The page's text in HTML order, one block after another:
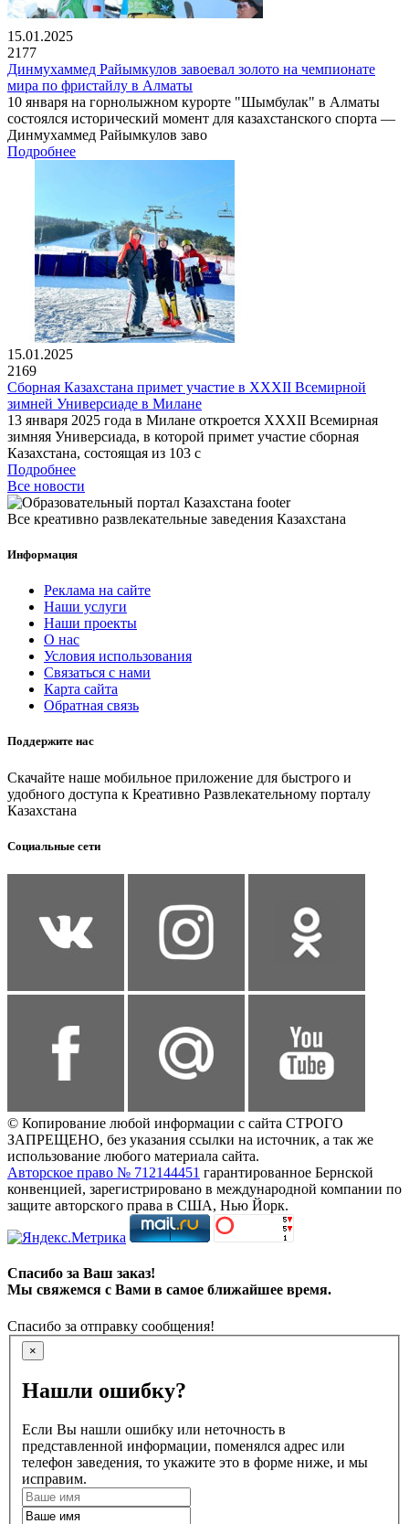
15.01.2025
2177
Динмухаммед Райымкулов завоевал золото на чемпионате
мира по фристайлу в Алматы
10 января на горнолыжном курорте "Шымбулак" в Алматы
состоялся исторический момент для казахстанского спорта —
Динмухаммед Райымкулов заво
Подробнее
15.01.2025
2169
Сборная Казахстана примет участие в XXXII Всемирной
зимней Универсиаде в Милане
13 января 2025 года в Милане откроется XXXII Всемирная
зимняя Универсиада, в которой примет участие сборная
Казахстана, состоящая из 103 с
Подробнее
Все новости
Все креативно развлекательные заведения Казахстана
Информация
Реклама на сайте
Наши услуги
Наши проекты
О нас
Условия использования
Связаться с нами
Карта сайта
Обратная связь
Поддержите нас
Скачайте наше мобильное приложение для быстрого и
удобного доступа к Креативно Развлекательному порталу
Казахстана
Социальные сети
© Копирование любой информации с сайта СТРОГО
ЗАПРЕЩЕНО, без указания ссылки на источник, а так же
использование любого материала сайта.
Авторское право № 712144451 гарантированное Бернской
конвенцией, зарегистрировано в международной компании по
защите авторского права в США, Нью Йорк.
Спасибо за Ваш заказ!
Мы свяжемся с Вами в самое ближайшее время.
Спасибо за отправку сообщения!
×
Нашли ошибку?
Если Вы нашли ошибку или неточность в
представленной информации, поменялся адрес или
телефон заведения, то укажите это в форме ниже, и мы
исправим.